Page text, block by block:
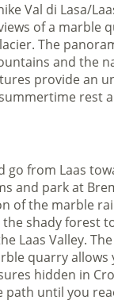
Val di Lasa/
of a marble
The
and the
provide an
rest
go from Laas
and park at
of the marble
shady forest
Laas Valley.
quarry allows
hidden in
path until you